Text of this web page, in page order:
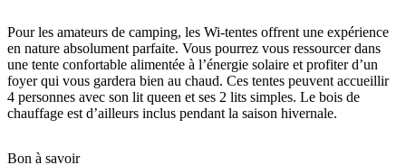
Pour les amateurs de camping, les Wi-tentes offrent une expérience
en nature absolument parfaite. Vous pourrez vous ressourcer dans
une tente confortable alimentée à l’énergie solaire et profiter d’un
foyer qui vous gardera bien au chaud. Ces tentes peuvent accueillir
4 personnes avec son lit queen et ses 2 lits simples. Le bois de
chauffage est d’ailleurs inclus pendant la saison hivernale.
Bon à savoir